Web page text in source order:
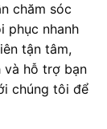
chăm sóc
phục nhanh
tận tâm,
và hỗ trợ bạn
chúng tôi để